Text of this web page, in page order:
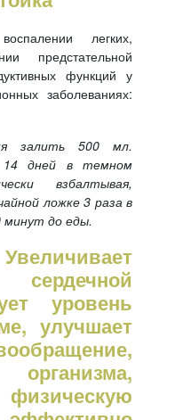
легких,
предстательной
функций у
заболеваниях:
залить 500 мл.
14 дней в темном
взбалтывая,
ложке 3 раза в
минут до еды.
сердечной
уровень
улучшает